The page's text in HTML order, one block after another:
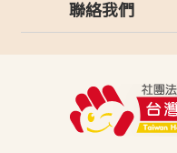
聯絡我們